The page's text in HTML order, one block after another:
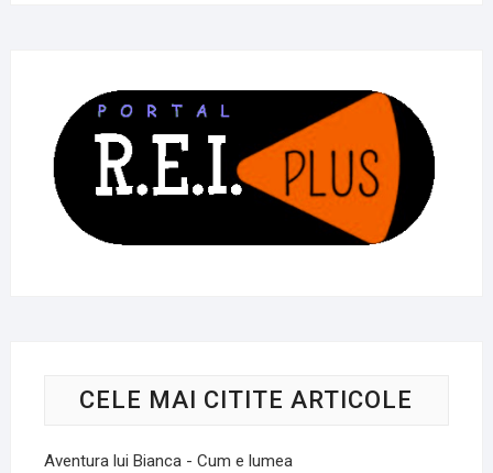
CELE MAI CITITE ARTICOLE
Aventura lui Bianca - Cum e lumea